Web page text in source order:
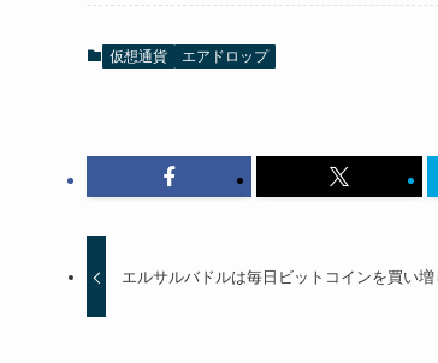
仮想通貨 エアドロップ
エルサルバドルは毎日ビットコインを買い増